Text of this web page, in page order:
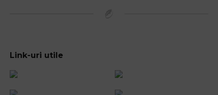
Link-uri utile